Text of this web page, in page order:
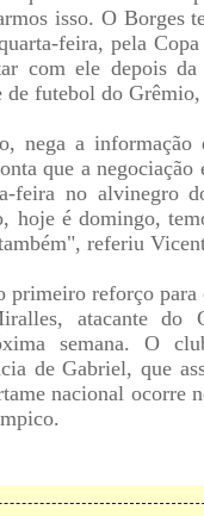
isso. O Borges
feira, pela
com ele depois
de futebol do
nega a
que a negociação
feira no alvinegro
hoje é domingo,
referiu
primeiro reforço
atacante do
semana. O
de Gabriel, que
nacional ocorre